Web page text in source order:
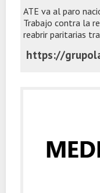
ATE va al paro
Trabajo contra la
reabrir paritarias